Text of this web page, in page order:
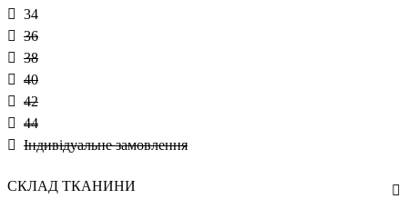
34
36
38
40
42
44
Індивідуальне замовлення
СКЛАД ТКАНИНИ